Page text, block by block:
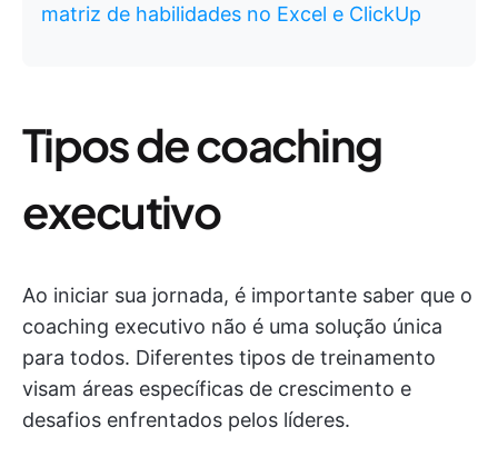
matriz de habilidades no Excel e ClickUp
Tipos de coaching
executivo
Ao iniciar sua jornada, é importante saber que o
coaching executivo não é uma solução única
para todos. Diferentes tipos de treinamento
visam áreas específicas de crescimento e
desafios enfrentados pelos líderes.